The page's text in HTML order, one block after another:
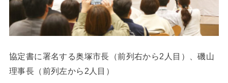
協定書に署名する奥塚市長（前列右から2人目）、磯山
理事長（前列左から2人目）